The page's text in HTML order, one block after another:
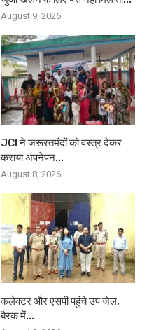
August 9, 2026
JCI ने जरूरतमंदों को वस्त्र देकर
कराया अपनेपन...
August 8, 2026
कलेक्टर और एसपी पहुंचे उप जेल,
बैरक में...